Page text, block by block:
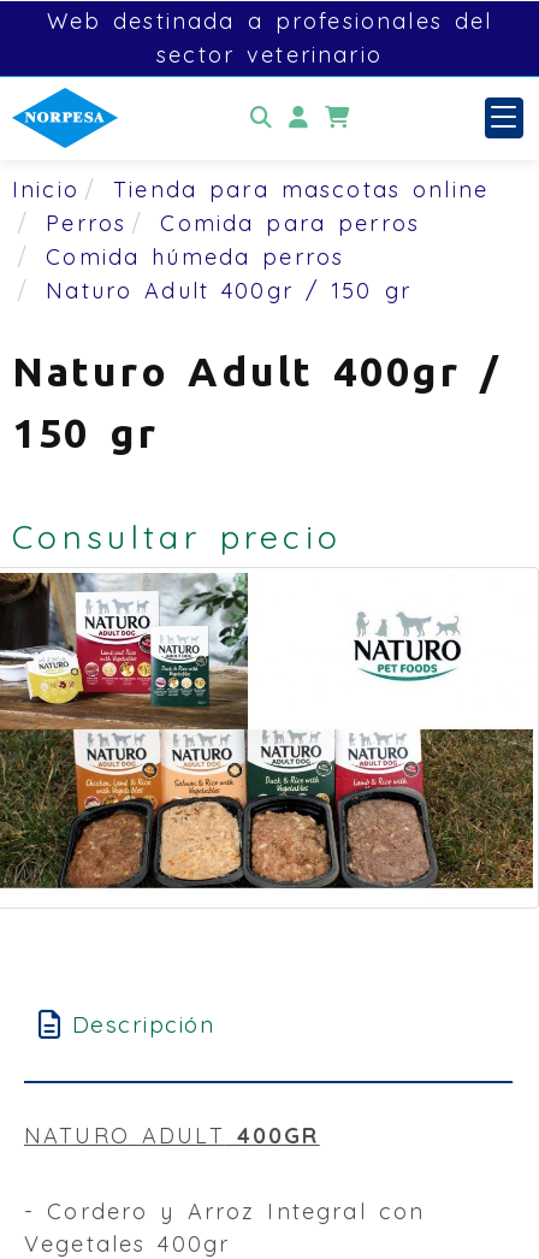
Identifícate
Web destinada a profesionales del
sector veterinario
Inicio
Tienda para mascotas online
Perros
Comida para perros
Comida húmeda perros
Naturo Adult 400gr / 150 gr
Naturo Adult 400gr /
150 gr
Consultar precio
Descripción
NATURO ADULT 400GR
- Cordero y Arroz Integral con
Vegetales 400gr